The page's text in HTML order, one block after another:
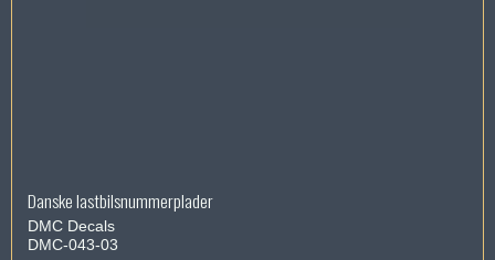
Danske lastbilsnummerplader
DMC Decals
DMC-043-03